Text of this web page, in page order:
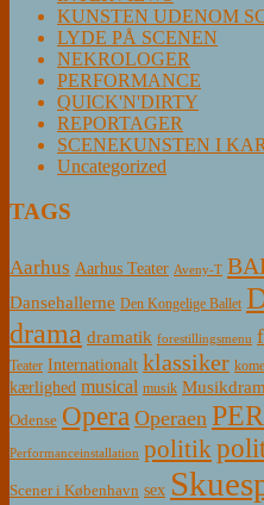
KUNSTEN UDENOM
LYDE PÅ SCENEN
NEKROLOGER
PERFORMANCE
QUICK'N'DIRTY
REPORTAGER
SCENEKUNSTEN I
Uncategorized
TAGS
Aarhus Aarhus Teater Aveny-T
Dansehallerne Den Kongelige Ballet
drama dramatik forestillingsmenu
Teater Internationalt klassiker
kærlighed musical musik
Odense Opera Operaen
Performanceinstallation politik
Scener i København sex